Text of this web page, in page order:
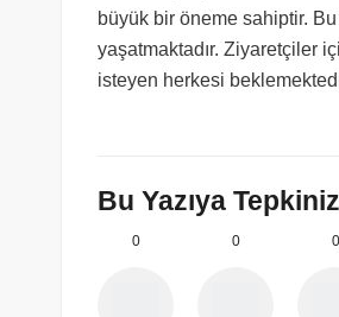
büyük bir öneme sahiptir.
yaşatmaktadır. Ziyaretçiler
isteyen herkesi
Bu Yazıya
0 0 0